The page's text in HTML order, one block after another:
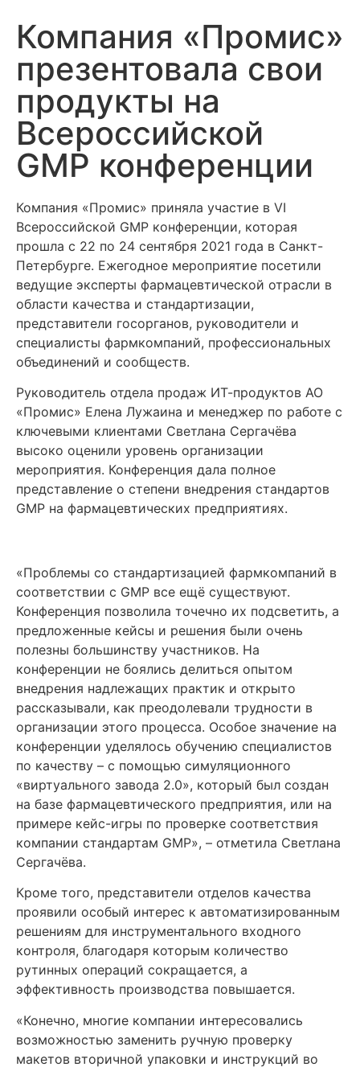
Компания «Промис»
презентовала свои
продукты на
Всероссийской
GMP конференции
Компания «Промис» приняла участие в VI
Всероссийской GMP конференции, которая
прошла с 22 по 24 сентября 2021 года в Санкт-
Петербурге. Ежегодное мероприятие посетили
ведущие эксперты фармацевтической отрасли в
области качества и стандартизации,
представители госорганов, руководители и
специалисты фармкомпаний, профессиональных
объединений и сообществ.
Руководитель отдела продаж ИТ-продуктов АО
«Промис» Елена Лужаина и менеджер по работе с
ключевыми клиентами Светлана Сергачёва
высоко оценили уровень организации
мероприятия. Конференция дала полное
представление о степени внедрения стандартов
GMP на фармацевтических предприятиях.
«Проблемы со стандартизацией фармкомпаний в
соответствии с GMP все ещё существуют.
Конференция позволила точечно их подсветить, а
предложенные кейсы и решения были очень
полезны большинству участников. На
конференции не боялись делиться опытом
внедрения надлежащих практик и открыто
рассказывали, как преодолевали трудности в
организации этого процесса. Особое значение на
конференции уделялось обучению специалистов
по качеству – с помощью симуляционного
«виртуального завода 2.0», который был создан
на базе фармацевтического предприятия, или на
примере кейс-игры по проверке соответствия
компании стандартам GMP», – отметила Светлана
Сергачёва.
Кроме того, представители отделов качества
проявили особый интерес к автоматизированным
решениям для инструментального входного
контроля, благодаря которым количество
рутинных операций сокращается, а
эффективность производства повышается.
«Конечно, многие компании интересовались
возможностью заменить ручную проверку
макетов вторичной упаковки и инструкций во